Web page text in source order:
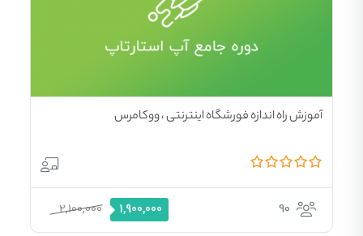
آموزش راه اندازه فورشگاه اینترنتی ، ووکامرس
90
2,100,000 1,900,000